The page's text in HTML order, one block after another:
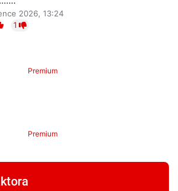
2026, 13:24
1
Premium
Premium